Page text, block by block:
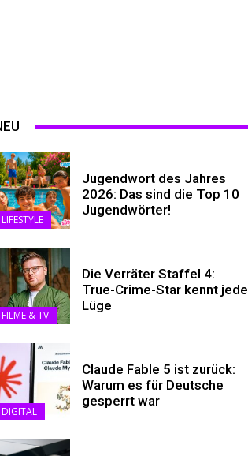
LIFESTYLE
Jugendwort des Jahres
2026: Das sind die Top 10
Jugendwörter!
FILME & TV
Die Verräter Staffel 4:
True-Crime-Star kennt jede
Lüge
DIGITAL
Claude Fable 5 ist zurück:
Warum es für Deutsche
gesperrt war